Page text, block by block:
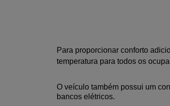
Para proporcionar conforto
temperatura para todos os
O veículo também possui um
bancos elétricos.